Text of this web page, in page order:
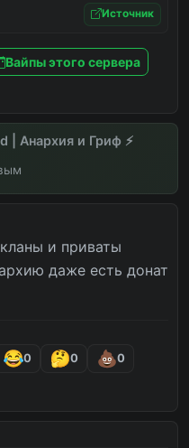
Источник
Вайпы этого сервера
| Анархия и Гриф ⚡
и приваты
даже есть донат
0 0 0